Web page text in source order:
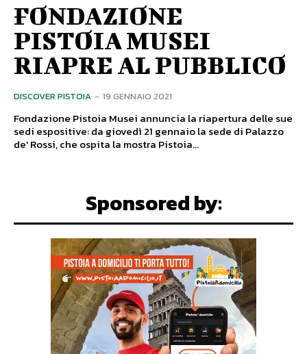
FONDAZIONE
PISTOIA MUSEI
RIAPRE AL PUBBLICO
DISCOVER PISTOIA - 19 GENNAIO 2021
Fondazione Pistoia Musei annuncia la riapertura delle sue
sedi espositive: da giovedì 21 gennaio la sede di Palazzo
de' Rossi, che ospita la mostra Pistoia...
Sponsored by: